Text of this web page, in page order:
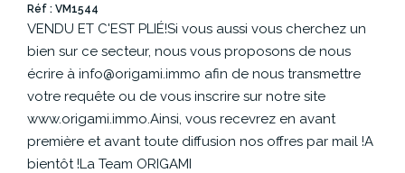
ESPACE BAILLEURS
ESPACE VENDEUR
CONTACT
Réf : VM1544
VENDU ET C'EST PLIÉ!Si vous aussi vous cherchez un
bien sur ce secteur, nous vous proposons de nous
écrire à info@origami.immo afin de nous transmettre
votre requête ou de vous inscrire sur notre site
www.origami.immo.Ainsi, vous recevrez en avant
première et avant toute diffusion nos offres par mail !A
bientôt !La Team ORIGAMI